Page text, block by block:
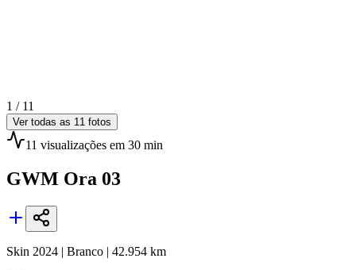
1 / 11
Ver todas as 11 fotos
11 visualizações em 30 min
GWM Ora 03
Skin 2024 | Branco | 42.954 km